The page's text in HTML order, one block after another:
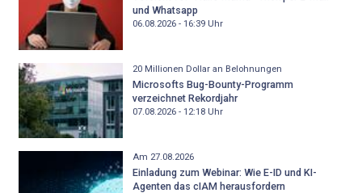
und Whatsapp
06.08.2026 - 16:39Uhr
20 Millionen Dollar an Belohnungen
Microsofts Bug-Bounty-Programm
verzeichnet Rekordjahr
07.08.2026 - 12:18Uhr
Am 27.08.2026
Einladung zum Webinar: Wie E-ID und KI-
Agenten das cIAM herausfordern